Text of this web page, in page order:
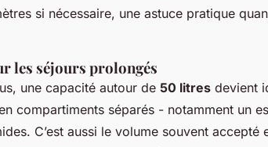
si nécessaire, une astuce pratique
les séjours prolongés
une capacité autour de 50 litres devient
compartiments séparés - notamment un
C’est aussi le volume souvent accepté